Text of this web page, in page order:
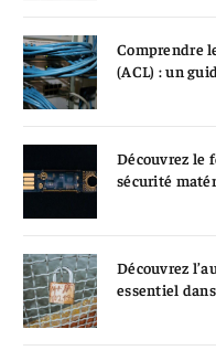
Comprendre
(ACL) : un
Découvrez le
sécurité
Découvrez
essentiel